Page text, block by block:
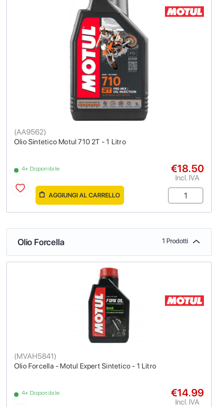
Olio Sintetico Motul 710 2T - 1 Litro
(AA9562)
4+ Disponibile €18.50
Incl. IVA
AGGIUNGI AL CARRELLO
Olio Forcella 1 Prodotti
Olio Forcella - Motul Expert Sintetico - 1 Litro
(MVAH5841)
4+ Disponibile €14.99
Incl. IVA